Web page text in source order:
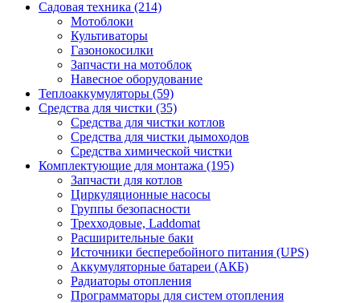
Садовая техника (214)
Мотоблоки
Культиваторы
Газонокосилки
Запчасти на мотоблок
Навесное оборудование
Теплоаккумуляторы (59)
Средства для чистки (35)
Средства для чистки котлов
Средства для чистки дымоходов
Средства химической чистки
Комплектующие для монтажа (195)
Запчасти для котлов
Циркуляционные насосы
Группы безопасности
Трехходовые, Laddomat
Расширительные баки
Источники бесперебойного питания (UPS)
Аккумуляторные батареи (АКБ)
Радиаторы отопления
Программаторы для систем отопления